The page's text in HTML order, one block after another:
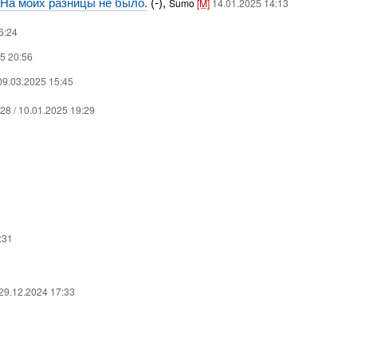
Sumo[M] 14.01.2025 14:13
20:56
15:45
/ 10.01.2025 19:29
17:33